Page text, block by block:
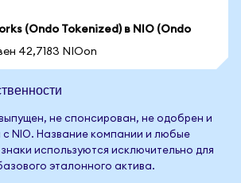
(Ondo Tokenized) в NIO (Ondo
42,7183 NIOon
не спонсирован, не одобрен и
NIO. Название компании и любые
используются исключительно для
эталонного актива.